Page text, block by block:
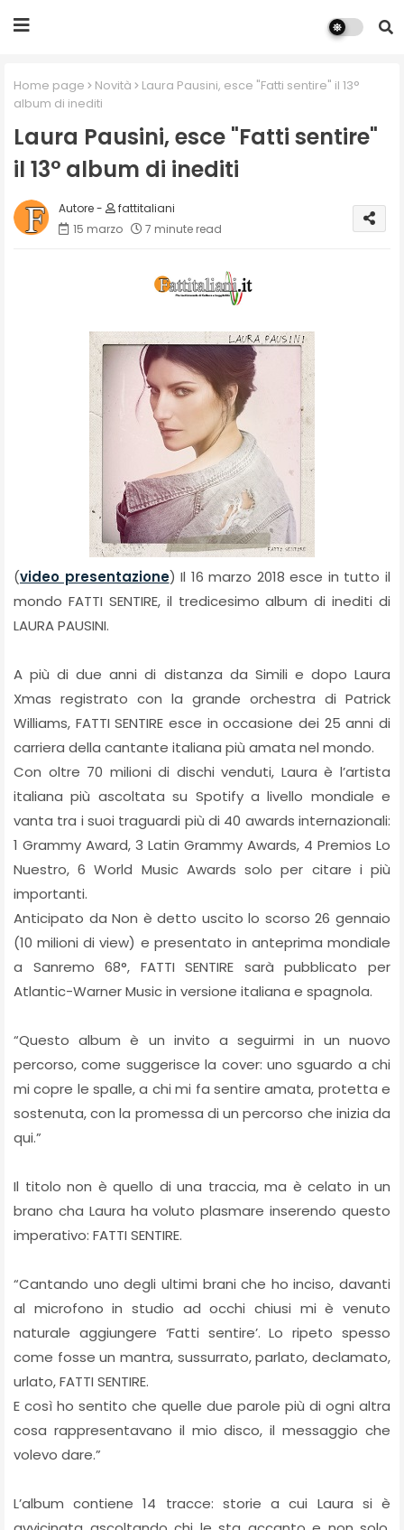
Home page Novità
Laura Pausini, esce "Fatti sentire" il 13°
album di inediti
Laura Pausini, esce "Fatti sentire"
il 13° album di inediti
fattitaliani
15 marzo
7 minute read
(video presentazione) Il 16 marzo 2018 esce in tutto il
mondo FATTI SENTIRE, il tredicesimo album di inediti di
LAURA PAUSINI.
A più di due anni di distanza da Simili e dopo Laura
Xmas registrato con la grande orchestra di Patrick
Williams, FATTI SENTIRE esce in occasione dei 25 anni di
carriera della cantante italiana più amata nel mondo.
Con oltre 70 milioni di dischi venduti, Laura è l’artista
italiana più ascoltata su Spotify a livello mondiale e
vanta tra i suoi traguardi più di 40 awards internazionali:
1 Grammy Award, 3 Latin Grammy Awards, 4 Premios Lo
Nuestro, 6 World Music Awards solo per citare i più
importanti.
Anticipato da Non è detto uscito lo scorso 26 gennaio
(10 milioni di view) e presentato in anteprima mondiale
a Sanremo 68°, FATTI SENTIRE sarà pubblicato per
Atlantic-Warner Music in versione italiana e spagnola.
“Questo album è un invito a seguirmi in un nuovo
percorso, come suggerisce la cover: uno sguardo a chi
mi copre le spalle, a chi mi fa sentire amata, protetta e
sostenuta, con la promessa di un percorso che inizia da
qui.”
Il titolo non è quello di una traccia, ma è celato in un
brano cha Laura ha voluto plasmare inserendo questo
imperativo: FATTI SENTIRE.
“Cantando uno degli ultimi brani che ho inciso, davanti
al microfono in studio ad occhi chiusi mi è venuto
naturale aggiungere ‘Fatti sentire’. Lo ripeto spesso
come fosse un mantra, sussurrato, parlato, declamato,
urlato, FATTI SENTIRE.
E così ho sentito che quelle due parole più di ogni altra
cosa rappresentavano il mio disco, il messaggio che
volevo dare.”
L’album contiene 14 tracce: storie a cui Laura si è